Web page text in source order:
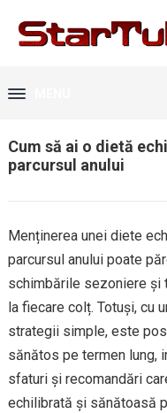
Cum să ai o dietă
parcursul anului
Menținerea unei diete
parcursul anului poate
schimbările sezoniere și
la fiecare colț. Totuși, cu
strategii simple, este
sănătos pe termen lung,
sfaturi și recomandări
echilibrată și sănătoasă